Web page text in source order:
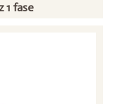
1 fase